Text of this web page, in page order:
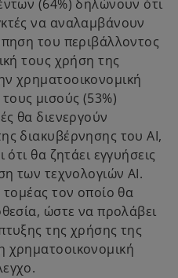
(64%) δηλώνουν ότι
να αναλαμβάνουν
του περιβάλλοντος
τους χρήση της
χρηματοοικονομική
μισούς (53%)
θα διενεργούν
διακυβέρνησης του ΑΙ,
θα ζητάει εγγυήσεις
των τεχνολογιών AI.
τον οποίο θα
ώστε να προλάβει
της χρήσης της
χρηματοοικονομική